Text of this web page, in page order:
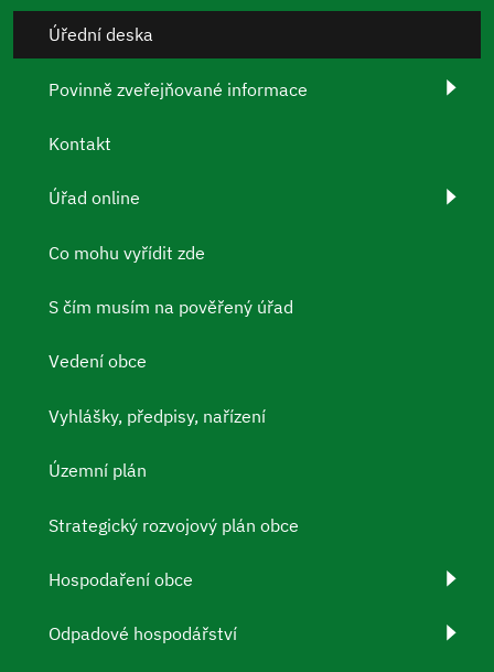
Úřední deska
Povinně zveřejňované informace
Kontakt
Úřad online
Co mohu vyřídit zde
S čím musím na pověřený úřad
Vedení obce
Vyhlášky, předpisy, nařízení
Územní plán
Strategický rozvojový plán obce
Hospodaření obce
Odpadové hospodářství